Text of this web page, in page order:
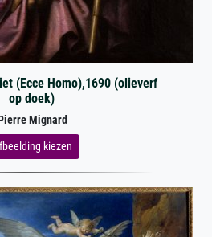
(Ecce Homo),1690 (olieverf
op doek)
Mignard
kiezen